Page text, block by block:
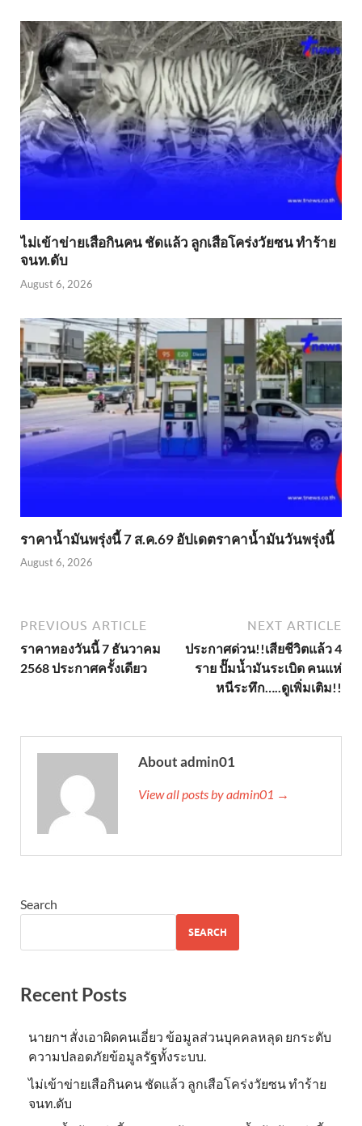
ไม่เข้าข่าย​เสือกินคน ชัดแล้ว ลูกเสือโคร่งวัยซน ทำร้าย
จนท.ดับ
August 6, 2026
ราคาน้ำมันพรุ่งนี้ 7 ส.ค.69 อัปเดตราคาน้ำมันวันพรุ่งนี้
August 6, 2026
PREVIOUS ARTICLE
ราคาทองวันนี้ 7 ธันวาคม
2568 ประกาศครั้งเดียว
NEXT ARTICLE
ประกาศด่วน!!เสียชีวิตแล้ว 4
ราย ปั๊มน้ำมันระเบิด คนแห่
หนีระทึก…..ดูเพิ่มเติม!!
About admin01
View all posts by admin01 →
Search
SEARCH
Recent Posts
นายกฯ สั่งเอาผิดคนเอี่ยว ข้อมูลส่วนบุคคลหลุด ยกระดับ
ความปลอดภัยข้อมูลรัฐทั้งระบบ.
ไม่เข้าข่าย​เสือกินคน ชัดแล้ว ลูกเสือโคร่งวัยซน ทำร้าย
จนท.ดับ